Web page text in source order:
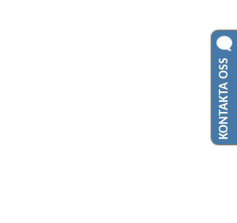
KONTAKTA OSS